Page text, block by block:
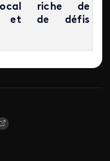
riche de
et de défis